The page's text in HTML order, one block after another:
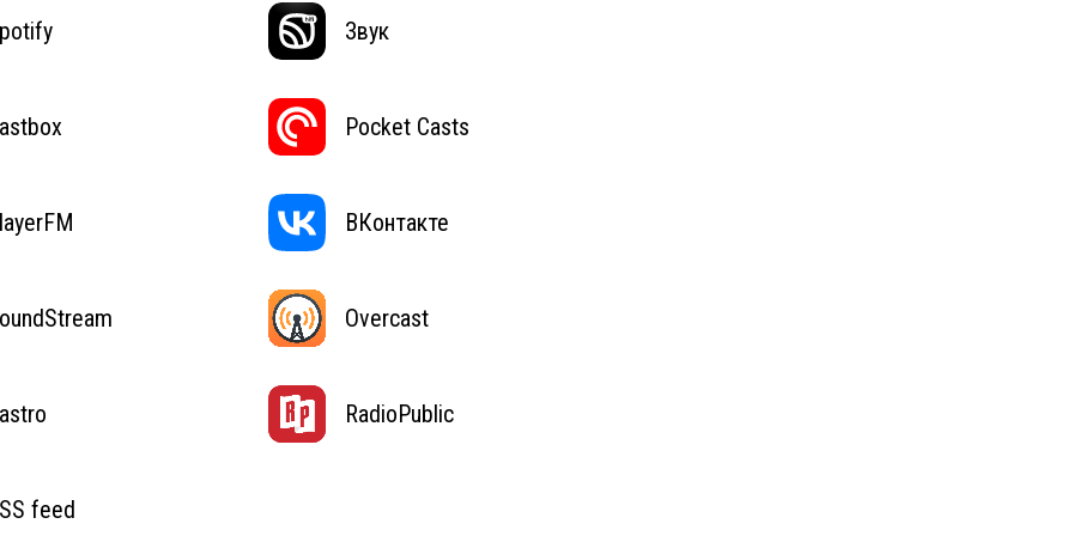
Звук
Pocket Casts
ВКонтакте
Overcast
RadioPublic
feed